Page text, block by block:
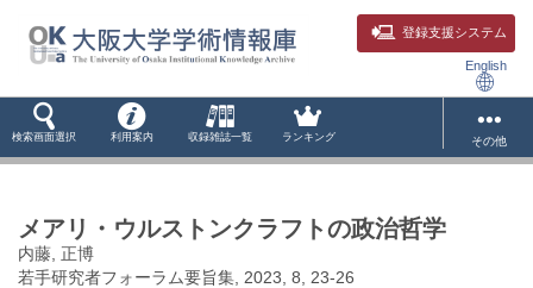
登録支援システム
English
検索画面選択 利用案内 収録雑誌一覧 ランキング その他
メアリ・ウルストンクラフトの政治哲学
内藤, 正博
若手研究者フォーラム要旨集, 2023, 8, 23-26